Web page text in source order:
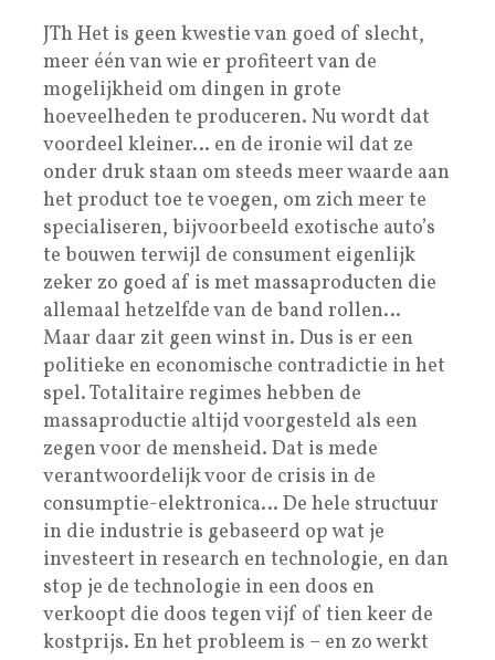
JTh Het is geen kwestie van goed of slecht,
meer één van wie er profiteert van de
mogelijkheid om dingen in grote
hoeveelheden te produceren. Nu wordt dat
voordeel kleiner… en de ironie wil dat ze
onder druk staan om steeds meer waarde aan
het product toe te voegen, om zich meer te
specialiseren, bijvoorbeeld exotische auto’s
te bouwen terwijl de consument eigenlijk
zeker zo goed af is met massaproducten die
allemaal hetzelfde van de band rollen…
Maar daar zit geen winst in. Dus is er een
politieke en economische contradictie in het
spel. Totalitaire regimes hebben de
massaproductie altijd voorgesteld als een
zegen voor de mensheid. Dat is mede
verantwoordelijk voor de crisis in de
consumptie-elektronica… De hele structuur
in die industrie is gebaseerd op wat je
investeert in research en technologie, en dan
stop je de technologie in een doos en
verkoopt die doos tegen vijf of tien keer de
kostprijs. En het probleem is – en zo werkt